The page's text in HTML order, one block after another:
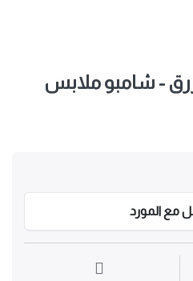
- شامبو ملابس
مع المورد